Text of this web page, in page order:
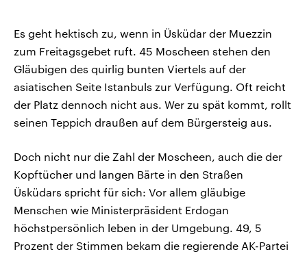
Es geht hektisch zu, wenn in Üsküdar der Muezzin
zum Freitagsgebet ruft. 45 Moscheen stehen den
Gläubigen des quirlig bunten Viertels auf der
asiatischen Seite Istanbuls zur Verfügung. Oft reicht
der Platz dennoch nicht aus. Wer zu spät kommt, rollt
seinen Teppich draußen auf dem Bürgersteig aus.
Doch nicht nur die Zahl der Moscheen, auch die der
Kopftücher und langen Bärte in den Straßen
Üsküdars spricht für sich: Vor allem gläubige
Menschen wie Ministerpräsident Erdogan
höchstpersönlich leben in der Umgebung. 49, 5
Prozent der Stimmen bekam die regierende AK-Partei